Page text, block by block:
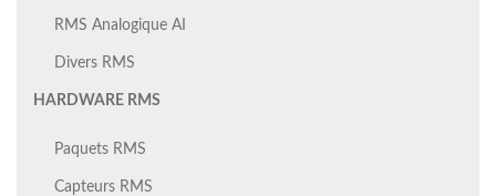
RMS Analogique AI
Divers RMS
HARDWARE RMS
Paquets RMS
Capteurs RMS